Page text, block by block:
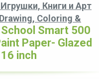
Книги и Арт
Drawing, Coloring &
School Smart 500
Paper- Glazed
inch